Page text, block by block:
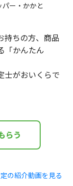
ー・かかと
持ちの方、商品
「かんたん
士がおいくらで
らう
の紹介動画を見る